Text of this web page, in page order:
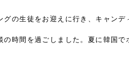
の生徒をお迎えに行き、キャン
時間を過ごしました。夏に韓国